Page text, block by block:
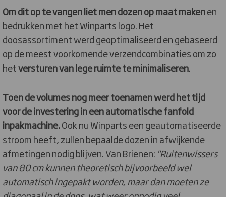
Om dit op te vangen liet men dozen op maat makenen
bedrukken met het Winparts logo. Het
doosassortiment werd geoptimaliseerd en gebaseerd
op de meest voorkomende verzendcombinaties om zo
hetversturen van lege ruimte te minimaliseren.
Toen de volumes nog meer toenamen werd het tijd
voor de investering in een automatische fanfold
inpakmachine.Ook nu Winparts een geautomatiseerde
stroom heeft, zullen bepaalde dozen in afwijkende
afmetingen nodig blijven. Van Brienen: "Ruitenwissers
van 80 cm kunnen theoretisch bijvoorbeeld wel
automatisch ingepakt worden, maar dan moeten ze